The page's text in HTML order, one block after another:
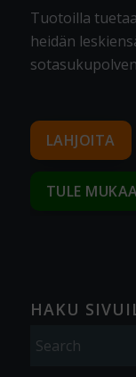
Tuotoilla
heidän
LAHJOITA
TULE
HAKU